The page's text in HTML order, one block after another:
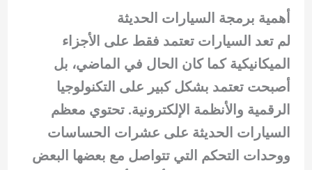
أهمية برمجة السيارات الحديثة
لم تعد السيارات تعتمد فقط على الأجزاء
الميكانيكية كما كان الحال في الماضي، بل
أصبحت تعتمد بشكل كبير على التكنولوجيا
الرقمية والأنظمة الإلكترونية. تحتوي معظم
السيارات الحديثة على عشرات الحساسات
ووحدات التحكم التي تتواصل مع بعضها البعض